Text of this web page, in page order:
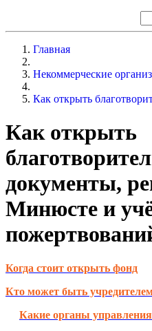
Главная
Некоммерческие
Как открыть
Как открыть
документы,
Минюсте и
Когда стоит открыть фонд
Кто может быть
Какие органы